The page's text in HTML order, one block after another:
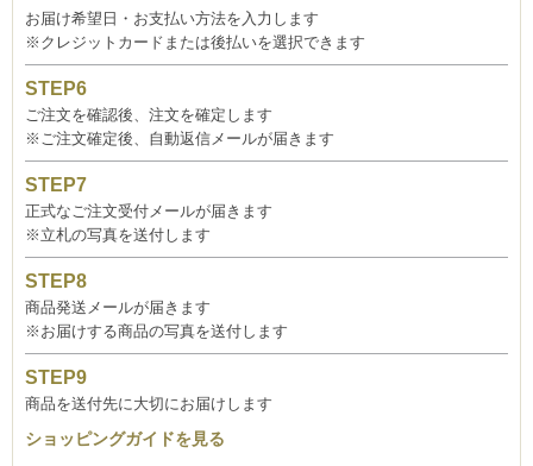
お届け希望日・お支払い方法を入力します
※クレジットカードまたは後払いを選択できます
ご注文を確認後、注文を確定します
※ご注文確定後、自動返信メールが届きます
正式なご注文受付メールが届きます
※立札の写真を送付します
商品発送メールが届きます
※お届けする商品の写真を送付します
商品を送付先に大切にお届けします
ショッピングガイドを見る